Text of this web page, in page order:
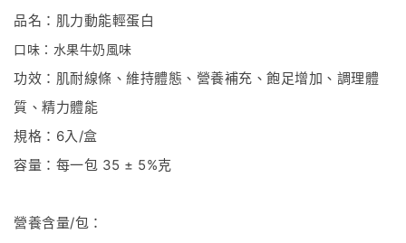
品名：肌力動能輕蛋白
口味：水果牛奶風味
功效：肌耐線條、維持體態、營養補充、飽足增加、調理體
質、精力體能
規格： 6入 /盒
容量：每一包 35 ± 5%克
營養含量/包：